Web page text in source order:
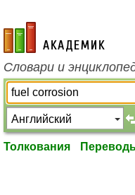
academic.ru
Словари и
Толкования